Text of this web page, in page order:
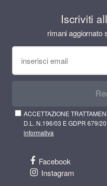
Iscriviti
rimani aggiornato
ACCETTAZIONE
D.L. N.196/03 E GDPR 679/
informativa
Facebook
Instagram